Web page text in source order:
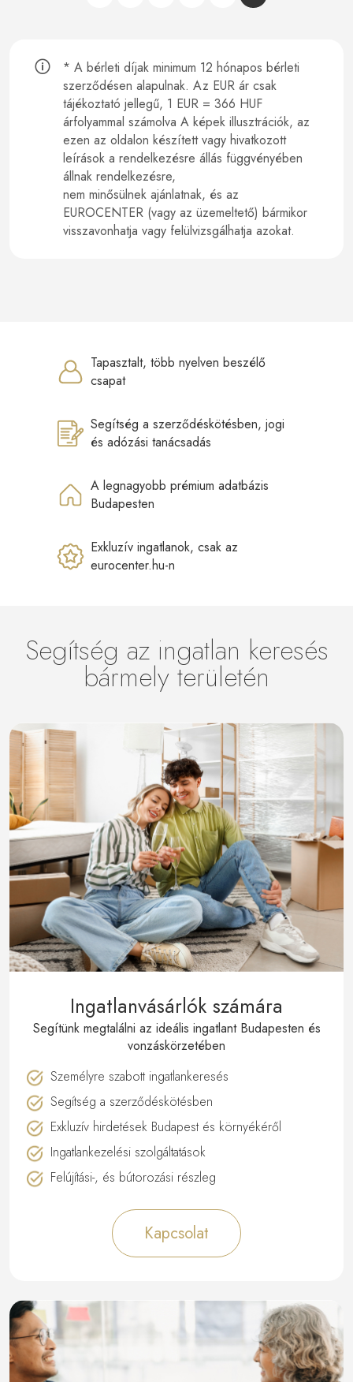
* A bérleti díjak minimum 12 hónapos bérleti
szerződésen alapulnak. Az EUR ár csak
tájékoztató jellegű, 1 EUR = 366 HUF
árfolyammal számolva A képek illusztrációk, az
ezen az oldalon készített vagy hivatkozott
leírások a rendelkezésre állás függvényében
állnak rendelkezésre,
nem minősülnek ajánlatnak, és az
EUROCENTER (vagy az üzemeltető) bármikor
visszavonhatja vagy felülvizsgálhatja azokat.
Tapasztalt, több nyelven beszélő
csapat
Segítség a szerződéskötésben, jogi
és adózási tanácsadás
A legnagyobb prémium adatbázis
Budapesten
Exkluzív ingatlanok, csak az
eurocenter.hu-n
Segítség az ingatlan keresés
bármely területén
Ingatlanvásárlók számára
Segítünk megtalálni az ideális ingatlant Budapesten és
vonzáskörzetében
Személyre szabott ingatlankeresés
Segítség a szerződéskötésben
Exkluzív hirdetések Budapest és környékéről
Ingatlankezelési szolgáltatások
Felújítási-, és bútorozási részleg
Kapcsolat